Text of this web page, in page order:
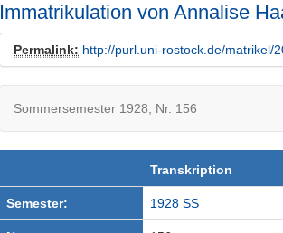
Immatrikulation von Annalise
Permalink: http://purl.uni-rostock.de/matrikel/
Sommersemester 1928, Nr. 156
Transkription
Semester: 1928 SS